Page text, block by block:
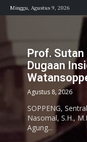
Minggu, Agustus 9, 2026
Prof.
Dugaan
Agustus 8, 2026
SOPPENG,
Nasomal, S.H.,
Agung...